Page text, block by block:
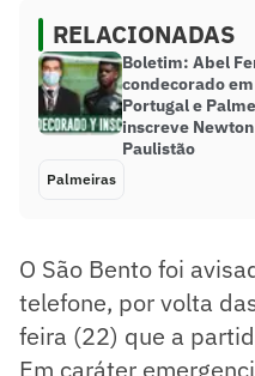
RELACIONADAS
Boletim: Abel
condecorado em
Portugal e
inscreve
Paulistão
Palmeiras
O São Bento foi
telefone, por volta
feira (22) que a